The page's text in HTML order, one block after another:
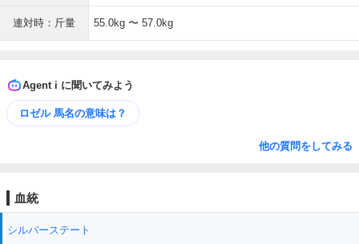
連対時：斤量 55.0kg 〜 57.0kg
Agent i に聞いてみよう
ロゼル 馬名の意味は？
他の質問をしてみる
血統
シルバーステート